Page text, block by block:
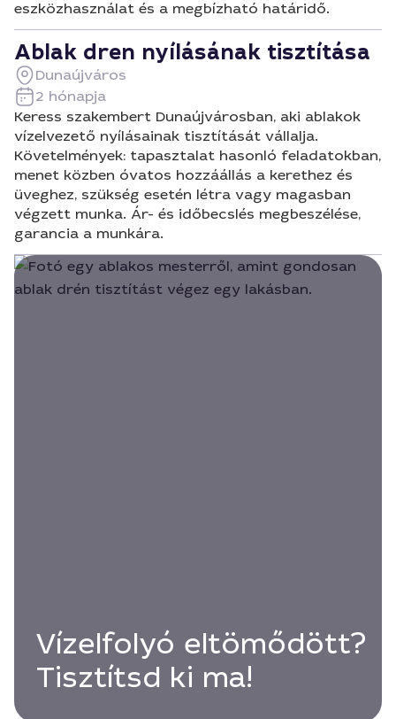
eszközhasználat és a megbízható határidő.
Ablak dren nyílásának tisztítása
Dunaújváros
2 hónapja
Keress szakembert Dunaújvárosban, aki ablakok
vízelvezető nyílásainak tisztítását vállalja.
Követelmények: tapasztalat hasonló feladatokban,
menet közben óvatos hozzáállás a kerethez és
üveghez, szükség esetén létra vagy magasban
végzett munka. Ár- és időbecslés megbeszélése,
garancia a munkára.
Vízelfolyó eltömődött?
Tisztítsd ki ma!